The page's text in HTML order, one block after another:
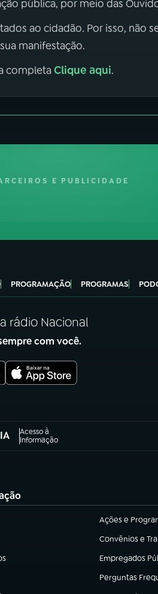
pública, por meio das
ao cidadão. Por isso, não
manifestação.
completaClique aqui.
E PUBLICIDADE
PROGRAMAÇÃO PROGRAMAS
rádio Nacional
com você.
Acesso à
Informação
Ações e
(abre em nova
Convênios e
(abre em nova
Empregados
(abre em nova
Perguntas
(abre em nova